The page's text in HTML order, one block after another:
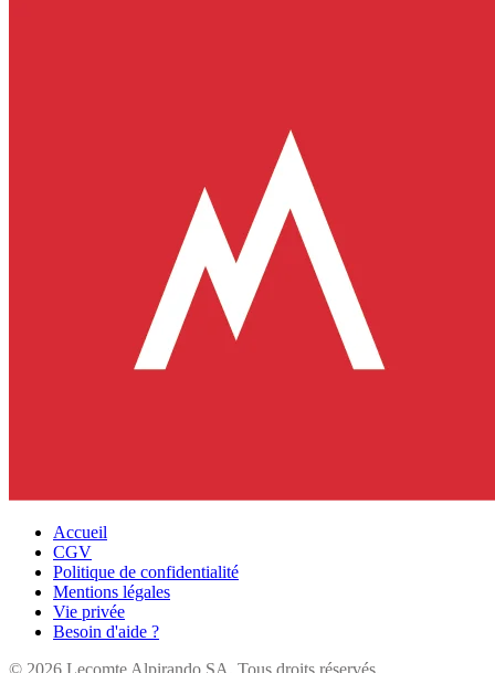
Accueil
CGV
Politique de confidentialité
Mentions légales
Vie privée
Besoin d'aide ?
© 2026 Lecomte Alpirando SA. Tous droits réservés.